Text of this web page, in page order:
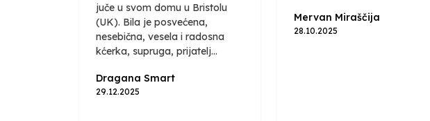
juče u svom domu u Bristolu
(UK). Bila je posvećena,
nesebična, vesela i radosna
kćerka, supruga, prijatelj...
Dragana Smart
29.12.2025
Mervan Miraščija
28.10.2025